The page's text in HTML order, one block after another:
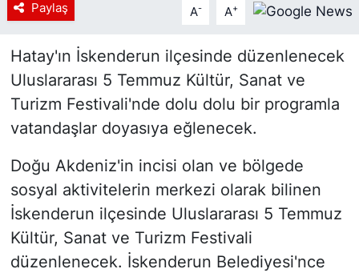
Paylaş A- A+
Hatay'ın İskenderun ilçesinde düzenlenecek
Uluslararası 5 Temmuz Kültür, Sanat ve
Turizm Festivali'nde dolu dolu bir programla
vatandaşlar doyasıya eğlenecek.
Doğu Akdeniz'in incisi olan ve bölgede
sosyal aktivitelerin merkezi olarak bilinen
İskenderun ilçesinde Uluslararası 5 Temmuz
Kültür, Sanat ve Turizm Festivali
düzenlenecek. İskenderun Belediyesi'nce